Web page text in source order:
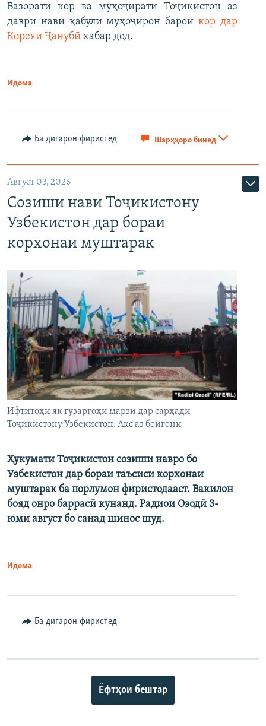
Вазорати кор ва муҳоҷирати Тоҷикистон аз
даври нави қабули муҳоҷирон бароикор дар
Кореяи Ҷанубӣ хабар дод.
Идома
Ба дигарон фиристед Шарҳҳоро бинед
Август 03, 2026
Созиши нави Тоҷикистону
Узбекистон дар бораи
корхонаи муштарак
Ифтитоҳи як гузаргоҳи марзӣ дар сарҳади
Тоҷикистону Узбекистон. Акс аз бойгонӣ
Ҳукумати Тоҷикистон созиши навро бо
Узбекистон дар бораи таъсиси корхонаи
муштарак ба порлумон фиристодааст. Вакилон
бояд онро баррасӣ кунанд. Радиои Озодӣ 3-
юми август бо санад шинос шуд.
Идома
Ба дигарон фиристед
Ёфтҳои бештар